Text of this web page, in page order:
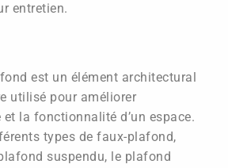
entretien.
est un élément architectural
utilisé pour améliorer
et la fonctionnalité d’un espace.
types de faux-plafond,
suspendu, le plafond